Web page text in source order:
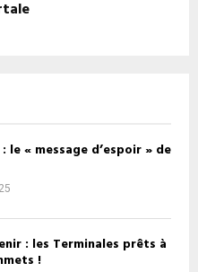
le « message d’espoir » de
: les Terminales prêts à
!